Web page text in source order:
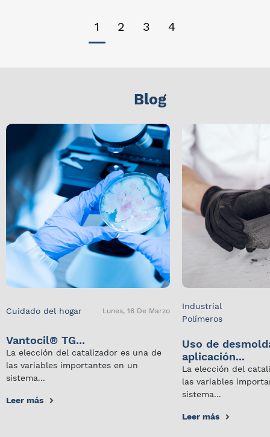
1 2 3 4
Blog
Cuidado del hogar Lunes, 16 De Marzo
Vantocil® TG...
La elección del catalizador es una de
las variables importantes en un
sistema...
Leer más
Industrial
Polímeros
Uso de
aplicación...
La elección del
las variables
sistema...
Leer más